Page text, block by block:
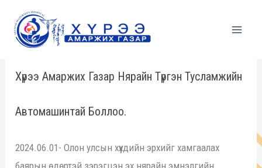
content
Хүрээ Амаржих Газар Нярайн Түргэн Тусламжийн
Автомашинтай Боллоо.
2024.06.01- Олон улсын хүүхдийн эрхийг хамгаалах
баярын өдөртэй зэрэгцэн эх нярайн эмнэлгийн